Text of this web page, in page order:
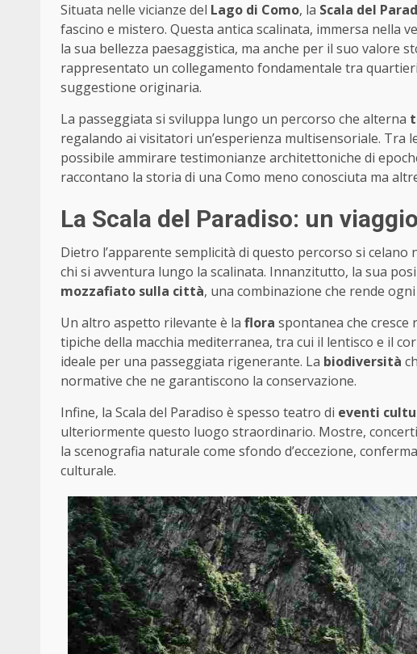
Situata nelle vicianze del Lago di Como, la Scala del
fascino e mistero. Questa antica scalinata, immersa nella
la sua bellezza paesaggistica, ma anche per il suo valore
rappresentato un collegamento fondamentale tra
suggestione originaria.
La passeggiata si sviluppa lungo un percorso che alterna
regalando ai visitatori un’esperienza multisensoriale. Tra
possibile ammirare testimonianze architettoniche di
raccontano la storia di una Como meno conosciuta ma
La Scala del Paradiso: un
Dietro l’apparente semplicità di questo percorso si celano
chi si avventura lungo la scalinata. Innanzitutto, la sua
mozzafiato sulla città, una combinazione che rende
Un altro aspetto rilevante è la flora spontanea che
tipiche della macchia mediterranea, tra cui il lentisco e il
ideale per una passeggiata rigenerante. La biodiversità
normative che ne garantiscono la conservazione.
Infine, la Scala del Paradiso è spesso teatro di eventi
ulteriormente questo luogo straordinario. Mostre,
la scenografia naturale come sfondo d’eccezione,
culturale.